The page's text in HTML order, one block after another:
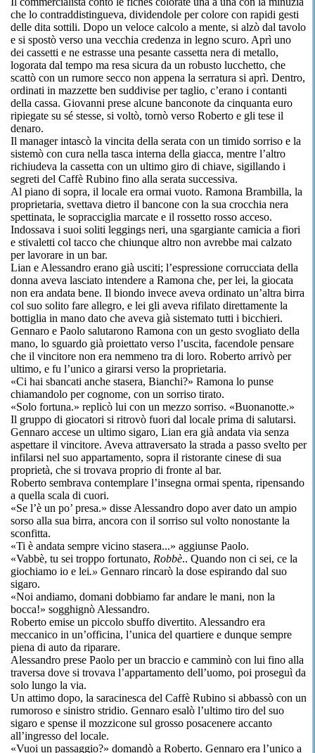
che lo contraddistingueva, dividendole per colore con rapidi gesti
delle dita sottili. Dopo un veloce calcolo a mente, si alzò dal tavolo
e si spostò verso una vecchia credenza in legno scuro. Aprì uno
dei cassetti e ne estrasse una pesante cassetta nera di metallo,
logorata dal tempo ma resa sicura da un robusto lucchetto, che
scattò con un rumore secco non appena la serratura si aprì. Dentro,
ordinati in mazzette ben suddivise per taglio, c’erano i contanti
della cassa. Giovanni prese alcune banconote da cinquanta euro
ripiegate su sé stesse, si voltò, tornò verso Roberto e gli tese il
denaro.
Il manager intascò la vincita della serata con un timido sorriso e la
sistemò con cura nella tasca interna della giacca, mentre l’altro
richiudeva la cassetta con un ultimo giro di chiave, sigillando i
segreti del Caffè Rubino fino alla serata successiva.
Al piano di sopra, il locale era ormai vuoto. Ramona Brambilla, la
proprietaria, svettava dietro il bancone con la sua crocchia nera
spettinata, le sopracciglia marcate e il rossetto rosso acceso.
Indossava i suoi soliti leggings neri, una sgargiante camicia a fiori
e stivaletti col tacco che chiunque altro non avrebbe mai calzato
per lavorare in un bar.
Lian e Alessandro erano già usciti; l’espressione corrucciata della
donna aveva lasciato intendere a Ramona che, per lei, la giocata
non era andata bene. Il biondo invece aveva ordinato un’altra birra
col suo solito fare allegro, e lei gli aveva rifilato direttamente la
bottiglia in mano dato che aveva già sistemato tutti i bicchieri.
Gennaro e Paolo salutarono Ramona con un gesto svogliato della
mano, lo sguardo già proiettato verso l’uscita, facendole pensare
che il vincitore non era nemmeno tra di loro. Roberto arrivò per
ultimo, e fu l’unico a girarsi verso la proprietaria.
«Ci hai sbancati anche stasera, Bianchi?» Ramona lo punse
chiamandolo per cognome, con un sorriso tirato.
«Solo fortuna.» replicò lui con un mezzo sorriso. «Buonanotte.»
Il gruppo di giocatori si ritrovò fuori dal locale prima di salutarsi.
Gennaro accese un ultimo sigaro, Lian era già andata via senza
aspettare il vincitore. Aveva attraversato la strada a passo svelto per
infilarsi nel suo appartamento, sopra il ristorante cinese di sua
proprietà, che si trovava proprio di fronte al bar.
Roberto sembrava contemplare l’insegna ormai spenta, ripensando
a quella scala di cuori.
«Se l’è un po’ presa.» disse Alessandro dopo aver dato un ampio
sorso alla sua birra, ancora con il sorriso sul volto nonostante la
sconfitta.
«Ti è andata sempre vicino stasera...» aggiunse Paolo.
«Vabbè, tu sei troppo fortunato, Robbè.. Quando non ci sei, ce la
giochiamo io e lei.» Gennaro rincarò la dose espirando dal suo
sigaro.
«Noi andiamo, domani dobbiamo far andare le mani, non la
bocca!» sogghignò Alessandro.
Roberto emise un piccolo sbuffo divertito. Alessandro era
meccanico in un’officina, l’unica del quartiere e dunque sempre
piena di auto da riparare.
Alessandro prese Paolo per un braccio e camminò con lui fino alla
traversa dove si trovava l’appartamento dell’uomo, poi proseguì da
solo lungo la via.
Un attimo dopo, la saracinesca del Caffè Rubino si abbassò con un
rumoroso e sinistro stridio. Gennaro esalò l’ultimo tiro del suo
sigaro e spense il mozzicone sul grosso posacenere accanto
all’ingresso del locale.
«Vuoi un passaggio?» domandò a Roberto. Gennaro era l’unico a